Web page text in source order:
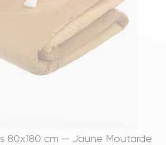
80x180 cm — Jaune Moutarde